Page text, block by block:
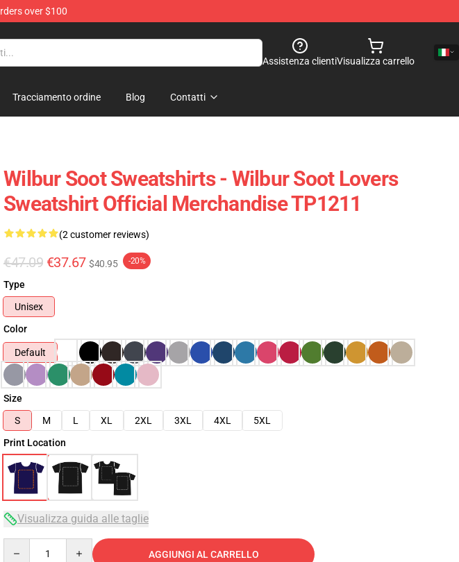
over $100
Assistenza clientiVisualizza carrello
Tracciamento ordine Blog Contatti
Wilbur Soot Sweatshirts - Wilbur Soot Lovers
Sweatshirt Official Merchandise TP1211
(2 customer reviews)
€47.09 €37.67 $40.95 -20%
Type
Unisex
Color
Default
Size
S
M L XL 2XL 3XL 4XL
5XL
Print Location
Visualizza guida alle taglie
AGGIUNGI AL CARRELLO